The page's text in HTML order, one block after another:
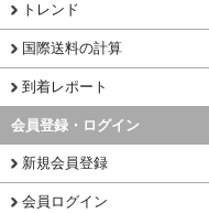
トレンド
国際送料の計算
到着レポート
会員登録・ログイン
新規会員登録
会員ログイン